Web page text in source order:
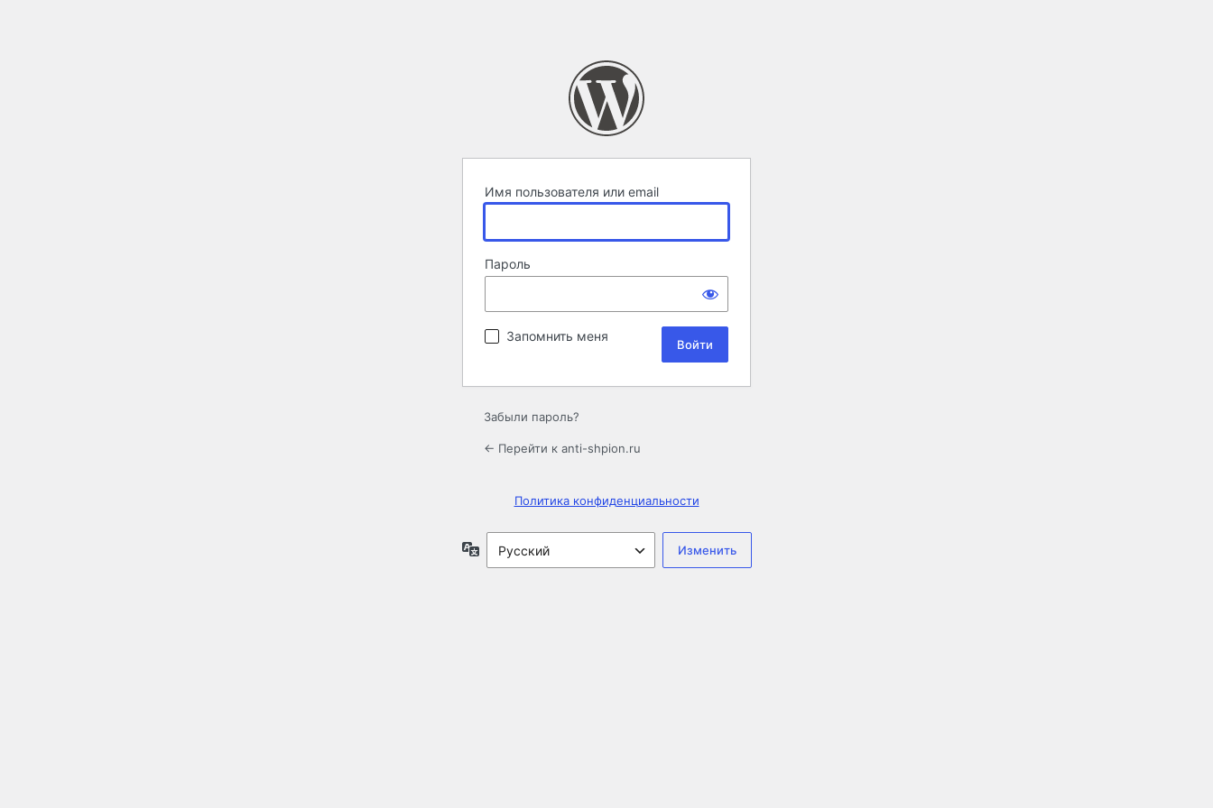
Имя пользователя или email
Пароль
Запомнить меня
Забыли пароль?
← Перейти к anti-shpion.ru
Политика конфиденциальности
Язык